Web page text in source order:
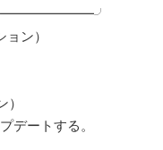
ン）
デートする。